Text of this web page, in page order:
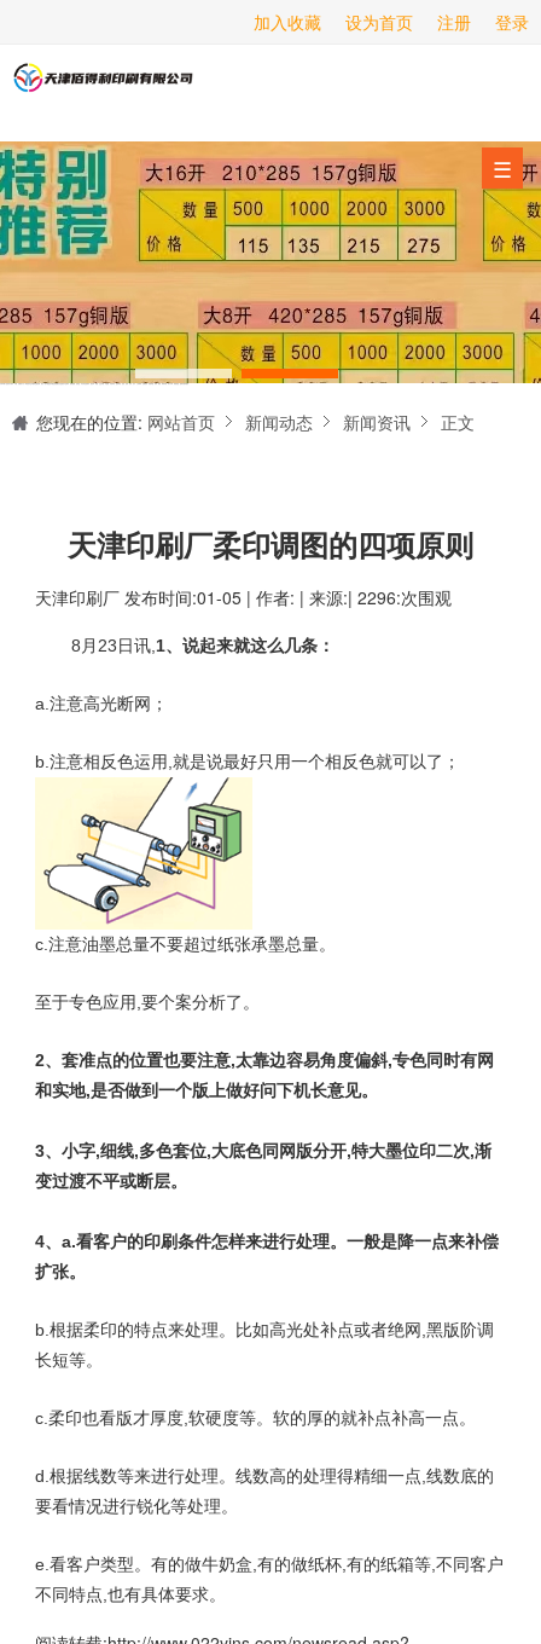
登录
注册
设为首页
加入收藏
☰
海报印刷
服务项目
经营范围
设备展示
新闻动态
关于我们
联系我们
您现在的位置: 网站首页 新闻动态 新闻资讯 正文
天津印刷厂柔印调图的四项原则
天津印刷厂 发布时间:01-05 | 作者: | 来源:| 2296:次围观
8月23日讯, 1、说起来就这么几条：
a.注意高光断网；
b.注意相反色运用,就是说最好只用一个相反色就可以了；
c.注意油墨总量不要超过纸张承墨总量。
至于专色应用,要个案分析了。
2、套准点的位置也要注意,太靠边容易角度偏斜,专色同时有网
和实地,是否做到一个版上做好问下机长意见。
3、小字,细线,多色套位,大底色同网版分开,特大墨位印二次,渐
变过渡不平或断层。
4、a.看客户的印刷条件怎样来进行处理。一般是降一点来补偿
扩张。
b.根据柔印的特点来处理。比如高光处补点或者绝网,黑版阶调
长短等。
c.柔印也看版才厚度,软硬度等。软的厚的就补点补高一点。
d.根据线数等来进行处理。线数高的处理得精细一点,线数底的
要看情况进行锐化等处理。
e.看客户类型。有的做牛奶盒,有的做纸杯,有的纸箱等,不同客户
不同特点,也有具体要求。